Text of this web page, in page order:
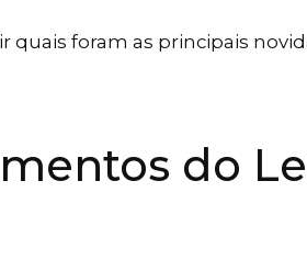
quais foram as principais
do